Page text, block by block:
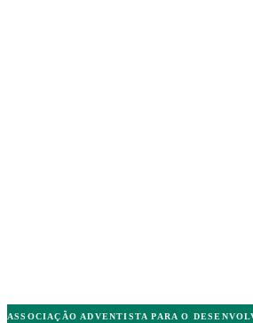
ASSOCIAÇÃO ADVENTISTA PARA O